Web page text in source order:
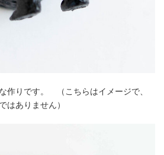
作りです。 （こちらはイメージで、
はありません）